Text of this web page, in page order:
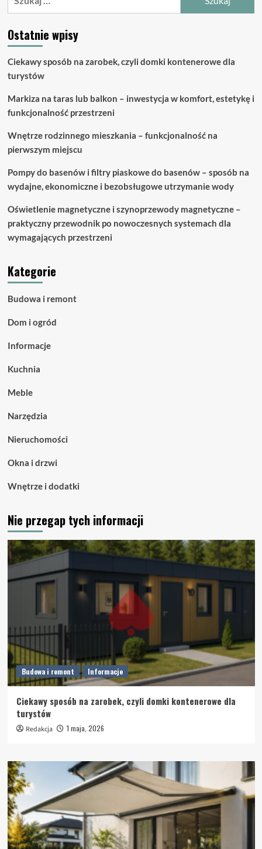
Ostatnie wpisy
Ciekawy sposób na zarobek, czyli domki kontenerowe dla
turystów
Markiza na taras lub balkon – inwestycja w komfort, estetykę i
funkcjonalność przestrzeni
Wnętrze rodzinnego mieszkania – funkcjonalność na
pierwszym miejscu
Pompy do basenów i filtry piaskowe do basenów – sposób na
wydajne, ekonomiczne i bezobsługowe utrzymanie wody
Oświetlenie magnetyczne i szynoprzewody magnetyczne –
praktyczny przewodnik po nowoczesnych systemach dla
wymagających przestrzeni
Kategorie
Budowa i remont
Dom i ogród
Informacje
Kuchnia
Meble
Narzędzia
Nieruchomości
Okna i drzwi
Wnętrze i dodatki
Nie przegap tych informacji
Budowa i remont Informacje
Ciekawy sposób na zarobek, czyli domki kontenerowe dla
turystów
Redakcja 1 maja, 2026